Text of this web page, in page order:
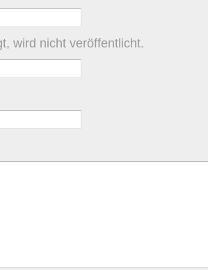
wird nicht veröffentlicht.